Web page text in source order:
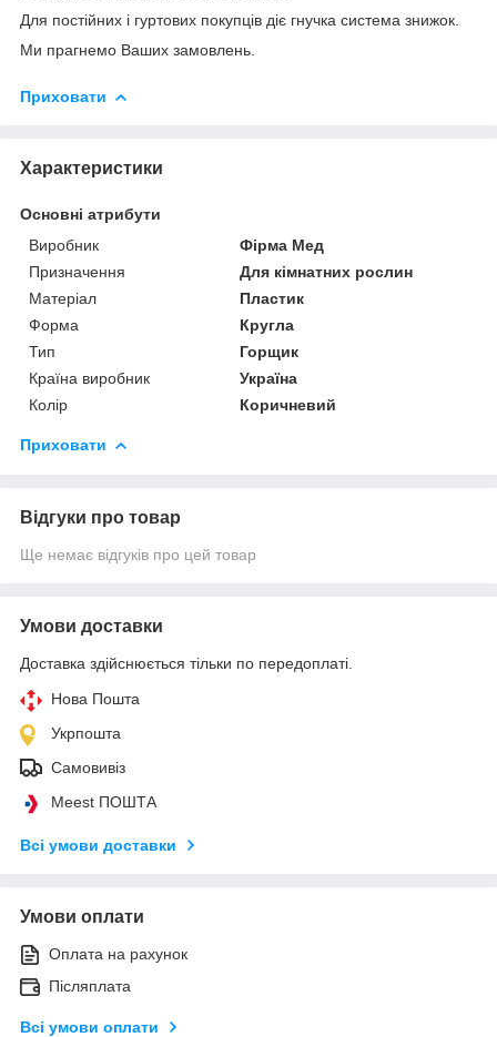
Для постійних і гуртових покупців діє гнучка система знижок.
Ми прагнемо Ваших замовлень.
Приховати
Характеристики
Основні атрибути
Виробник
Фірма Мед
Призначення
Для кімнатних рослин
Матеріал
Пластик
Форма
Кругла
Тип
Горщик
Країна виробник
Україна
Колір
Коричневий
Приховати
Відгуки про товар
Ще немає відгуків про цей товар
Умови доставки
Доставка здійснюється тільки по передоплаті.
Нова Пошта
Укрпошта
Самовивіз
Meest ПОШТА
Всі умови доставки
Умови оплати
Оплата на рахунок
Післяплата
Всі умови оплати